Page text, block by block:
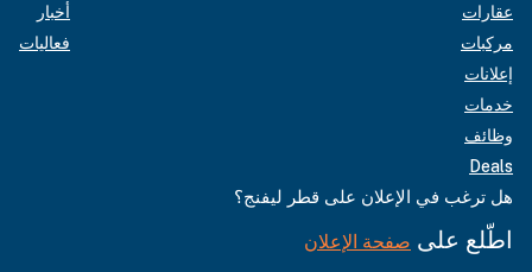
عقارات
مركبات
إعلانات
خدمات
وظائف
Deals
أخبار
فعاليات
هل ترغب في الإعلان على قطر ليفنج؟
اطّلع على صفحة الإعلان